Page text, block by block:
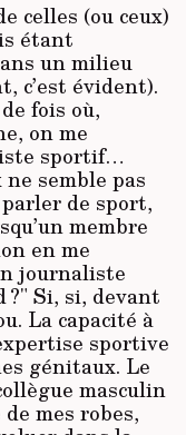
celles (ou ceux)
étant
un milieu
c’est évident).
fois où,
on me
sportif…
semble pas
de sport,
membre
en me
journaliste
Si, si, devant
La capacité à
sportive
génitaux. Le
masculin
mes robes,